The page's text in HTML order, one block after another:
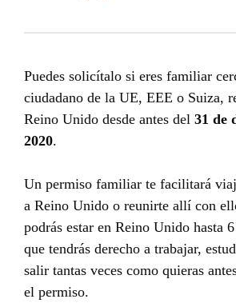
Puedes solicítalo si eres familiar
ciudadano de la UE, EEE o Suiza,
Reino Unido desde antes del 31 de
2020.
Un permiso familiar te facilitará
a Reino Unido o reunirte allí con
podrás estar en Reino Unido hasta
que tendrás derecho a trabajar,
salir tantas veces como quieras
el permiso.